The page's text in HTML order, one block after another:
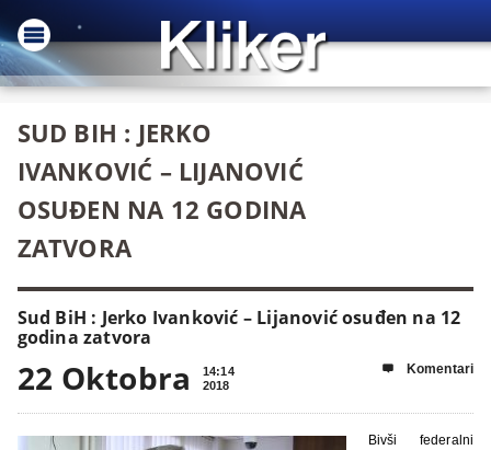
SUD BIH : JERKO
IVANKOVIĆ – LIJANOVIĆ
OSUĐEN NA 12 GODINA
ZATVORA
Sud BiH : Jerko Ivanković – Lijanović osuđen na 12
godina zatvora
22 Oktobra
14:14
2018
 Komentari
Bivši federalni